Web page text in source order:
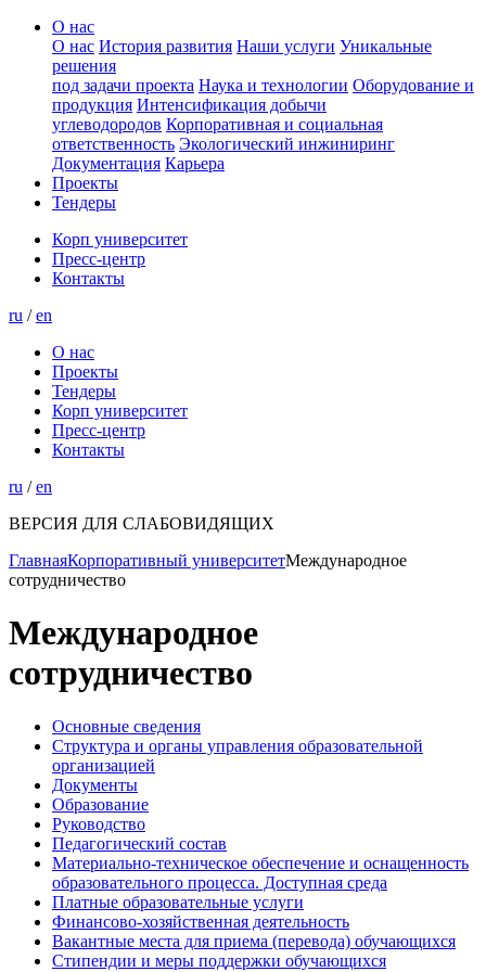
О нас
О нас История развития Наши услуги Уникальные
решения
под задачи проекта Наука и технологии Оборудование и
продукция Интенсификация добычи
углеводородов Корпоративная и социальная
ответственность Экологический инжиниринг
Документация Карьера
Проекты
Тендеры
Корп университет
Пресс-центр
Контакты
ru / en
О нас
Проекты
Тендеры
Корп университет
Пресс-центр
Контакты
ru / en
ВЕРСИЯ ДЛЯ СЛАБОВИДЯЩИХ
ГлавнаяКорпоративный университетМеждународное
сотрудничество
Международное
сотрудничество
Основные сведения
Структура и органы управления образовательной
организацией
Документы
Образование
Руководство
Педагогический состав
Материально-техническое обеспечение и оснащенность
образовательного процесса. Доступная среда
Платные образовательные услуги
Финансово-хозяйственная деятельность
Вакантные места для приема (перевода) обучающихся
Стипендии и меры поддержки обучающихся